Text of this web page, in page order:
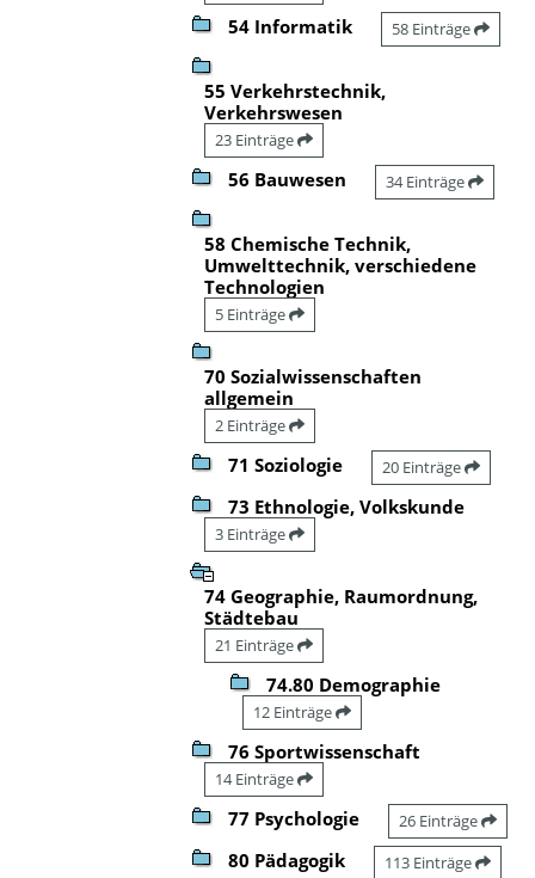
54 Informatik 58 Einträge
55 Verkehrstechnik,
Verkehrswesen
23 Einträge
56 Bauwesen 34 Einträge
58 Chemische Technik,
Umwelttechnik, verschiedene
Technologien
5 Einträge
70 Sozialwissenschaften
allgemein
2 Einträge
71 Soziologie 20 Einträge
73 Ethnologie, Volkskunde
3 Einträge
74 Geographie, Raumordnung,
Städtebau
21 Einträge
74.80 Demographie
12 Einträge
76 Sportwissenschaft
14 Einträge
77 Psychologie 26 Einträge
80 Pädagogik 113 Einträge